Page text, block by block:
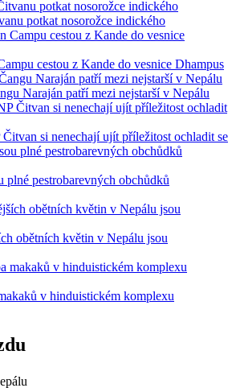
potkat nosorožce indického
cestou z Kande do vesnice Dhampus
Naraján patří mezi nejstarší v Nepálu
si nenechají ujít příležitost ochladit se
pestrobarevných obchůdků
obětních květin v Nepálu jsou
v hinduistickém komplexu